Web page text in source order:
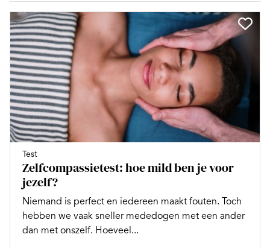
Test
Zelfcompassietest: hoe mild ben je voor
jezelf?
Niemand is perfect en iedereen maakt fouten. Toch
hebben we vaak sneller mededogen met een ander
dan met onszelf. Hoeveel...